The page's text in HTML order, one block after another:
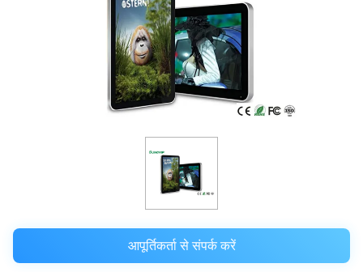
आपूर्तिकर्ता से संपर्क करें